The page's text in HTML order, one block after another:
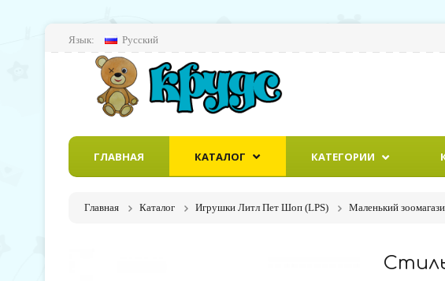
Язык: Русский
ГЛАВНАЯ КАТАЛОГ КАТЕГОРИИ
Главная Каталог Игрушки Литл Пет Шоп (LPS) Маленький